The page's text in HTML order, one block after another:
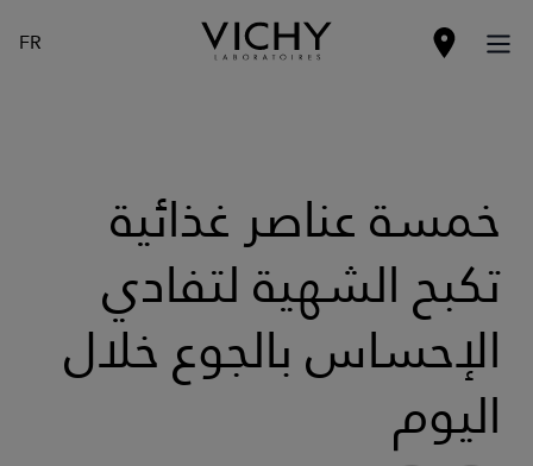
FR
خمسة عناصر غذائية
تكبح الشهية لتفادي
الإحساس بالجوع خلال
اليوم